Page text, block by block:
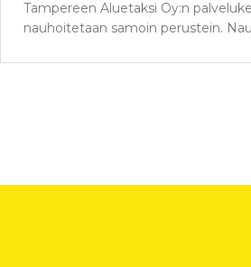
Tampereen Aluetaksi Oy:n
nauhoitetaan samoin perustein.